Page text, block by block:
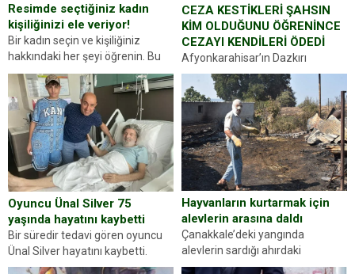
Resimde seçtiğiniz kadın
kişiliğinizi ele veriyor!
Bir kadın seçin ve kişiliğiniz
hakkındaki her şeyi öğrenin. Bu
kez karşınıza oldukça farklı bir
kişilik testiyle çıkıyoruz. Resimde
gördüğünüz kadın figürlerinden
dikkatinizi en...
CEZA KESTİKLERİ ŞAHSIN
KİM OLDUĞUNU ÖĞRENİNCE
CEZAYI KENDİLERİ ÖDEDİ
Afyonkarahisar’ın Dazkırı
ilçesinde trafik uygulaması
yapan jandarma ekipleri
durdurdukları bir otomobilin
sürücüsünden ehliyet ve ruhsat
sorup belgelerini istedi. Sürücü
Abdurrahman Ö.nün verdiği
evraklarda eksik olduğunu...
Oyuncu Ünal Silver 75
yaşında hayatını kaybetti
Bir süredir tedavi gören oyuncu
Ünal Silver hayatını kaybetti.
Haberi, oyuncunun menajerlik
Hayvanların kurtarmak için
alevlerin arasına daldı
Çanakkale’deki yangında
alevlerin sardığı ahırdaki
hayvanlarını kurtarmak isteyen